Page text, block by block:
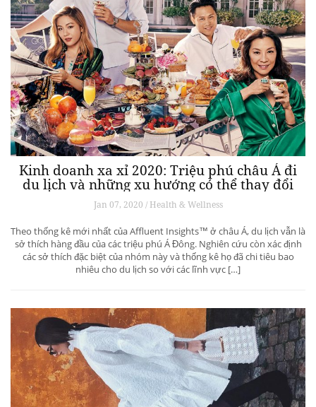
Kinh doanh xa xỉ 2020: Triệu phú châu Á đi
du lịch và những xu hướng có thể thay đổi
ngành du lịch thượng lưu
Jan 07, 2020 / Health & Wellness
Theo thống kê mới nhất của Affluent Insights™ ở châu Á, du lịch vẫn là
sở thích hàng đầu của các triệu phú Á Đông. Nghiên cứu còn xác định
các sở thích đặc biệt của nhóm này và thống kê họ đã chi tiêu bao
nhiêu cho du lịch so với các lĩnh vực […]